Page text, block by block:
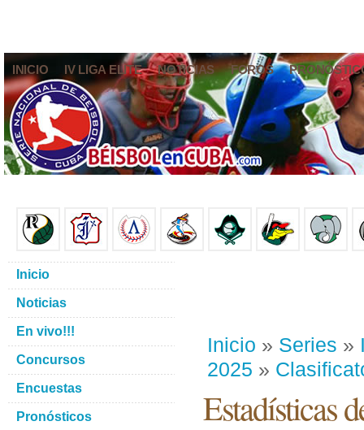
INICIO IV LIGA ELITE NOTICIAS FOROS
Inicio » Series »
2025 »
Estadísticas
Inicio
Noticias
En vivo!!!
Concursos
Encuestas
Pronósticos